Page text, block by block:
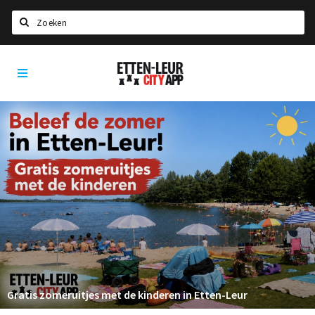
Home
Agenda
Deals
Party pics
Nieuws, interviews & blogs
Eten
Drinken
Slapen
Recreatief
Winkels
Etten-
Leur
Gratis zomeruitjes met de kinderen in Etten-Leur